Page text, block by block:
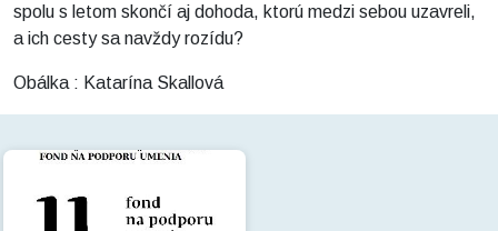
spolu s letom skončí aj dohoda, ktorú medzi sebou uzavreli,
a ich cesty sa navždy rozídu?
Obálka : Katarína Skallová